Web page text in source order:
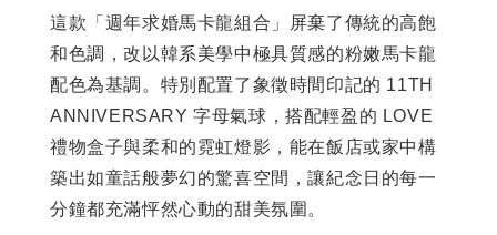
這款「週年求婚馬卡龍組合」屏棄了傳統的高飽
和色調，改以韓系美學中極具質感的粉嫩馬卡龍
配色為基調。特別配置了象徵時間印記的 11TH
ANNIVERSARY 字母氣球，搭配輕盈的 LOVE
禮物盒子與柔和的霓虹燈影，能在飯店或家中構
築出如童話般夢幻的驚喜空間，讓紀念日的每一
分鐘都充滿怦然心動的甜美氛圍。